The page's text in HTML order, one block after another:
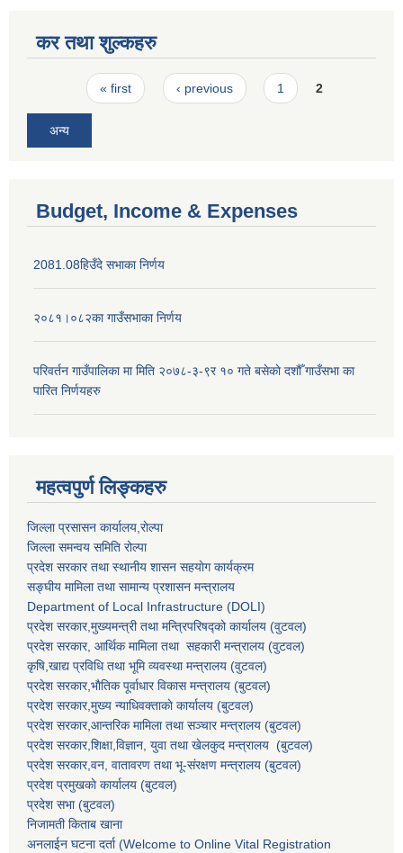
कर तथा शुल्कहरु
Pages« first ‹ previous 1 2
अन्य
Budget, Income & Expenses
2081.08हिउँदे सभाका निर्णय
२०८१।०८२का गाउँसभाका निर्णय
परिवर्तन गाउँपालिका मा मिति २०७८-३-९र १० गते बसेकाे दशौँ गाउँसभा का
पारित निर्णयहरु
महत्वपुर्ण लिङ्कहरु
जिल्ला प्रसासन कार्यालय,राेल्पा
जिल्ला समन्वय समिति रोल्पा
प्रदेश सरकार तथा स्थानीय शासन सहयाेग कार्यक्रम
सङ्‍घीय मामिला तथा सामान्य प्रशासन मन्त्रालय
Department of Local Infrastructure (DOLI)
प्रदेश सरकार,मुख्यमन्त्री तथा मन्त्रिपरिषद्को कार्यालय (वुटवल)
प्रदेश सरकार, आर्थिक मामिला तथा सहकारी मन्त्रालय (वुटवल)
कृषि,खाद्य प्रविधि तथा भूमि व्यवस्था मन्त्रालय (वुटवल)
प्रदेश सरकार,भाैतिक पूर्वाधार विकास मन्त्रालय (बुटवल)
प्रदेश सरकार,मुख्य न्याधिवक्ताकाे कार्यालय (बुटवल)
प्रदेश सरकार,आन्तरिक मामिला तथा सञ्चार मन्त्रालय (बुटवल)
प्रदेश सरकार,शिक्षा,विज्ञान, युवा तथा खेलकुद मन्त्रालय (बुटवल)
प्रदेश सरकार,वन, वातावरण तथा भू-संरक्षण मन्त्रालय (बुटवल)
प्रदेश प्रमुखकाे कार्यालय (बुटवल)
प्रदेश सभा (बुटवल)
निजामती किताब खाना
अनलाईन घटना दर्ता (Welcome to Online Vital Registration